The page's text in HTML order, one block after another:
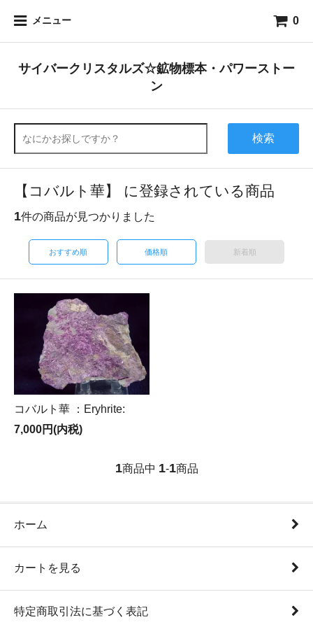
メニュー 0
サイバークリスタルズ☆鉱物標本・パワーストー
ン
検索
【コバルト華】 に登録されている商品
1件の商品が見つかりました
おすすめ順 価格順 新着順
コバルト華 ：Eryhrite:
7,000円(内税)
1商品中 1-1商品
ホーム
カートを見る
特定商取引法に基づく表記